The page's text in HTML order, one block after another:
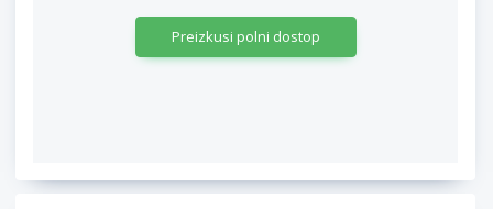
Preizkusi polni dostop